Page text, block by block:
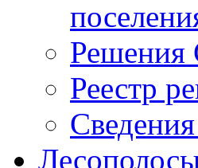
Решения
Реестр